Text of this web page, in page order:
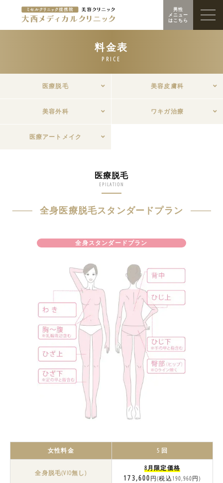
男性
メニュー
はこちら
医療脱毛 美容皮膚科
美容外科 ワキガ治療
医療アートメイク
医療脱毛
EPILATION
全身医療脱毛スタンダードプラン
全身スタンダードプラン
女性料金 5 回
全身脱毛(VIO無し)
8月限定価格
173,600円(税込190,960円)